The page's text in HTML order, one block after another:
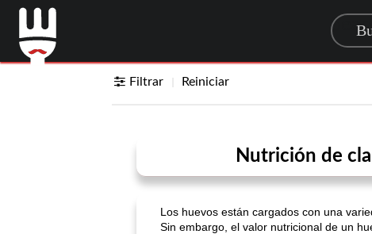
Filtrar Reiniciar
Nutrición de
Los huevos están cargados con una
Sin embargo, el valor nutricional de un